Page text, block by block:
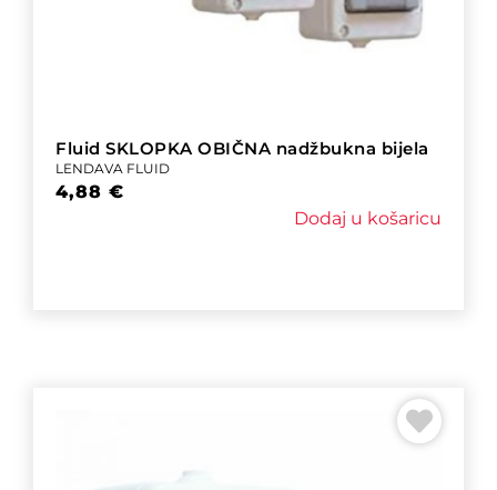
Fluid SKLOPKA OBIČNA nadžbukna bijela
LENDAVA FLUID
4,88 €
Dodaj u košaricu